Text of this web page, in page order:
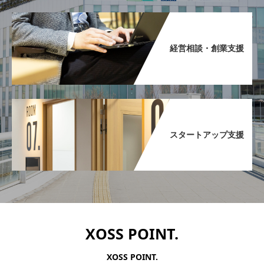
経営相談・創業支援​
スタートアップ支援​
XOSS POINT.
XOSS POINT.